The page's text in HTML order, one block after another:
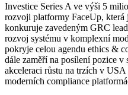
Investice Series A ve výši 5
rozvoji platformy FaceUp, která
konkuruje zavedeným GRC
rozvoj systému v komplexní
pokryje celou agendu ethics &
dále zaměří na posílení pozice
akceleraci růstu na trzích v
moderních compliance